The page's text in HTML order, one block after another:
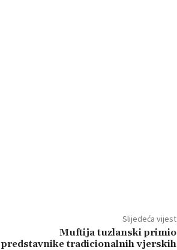
Slijedeća vijest
Muftija tuzlanski primio
predstavnike tradicionalnih vjerskih